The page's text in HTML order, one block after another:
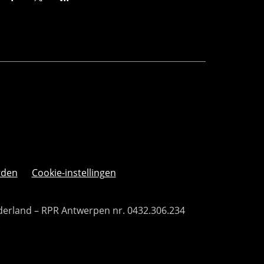
Cookie-instellingen
– RPR Antwerpen nr. 0432.306.234